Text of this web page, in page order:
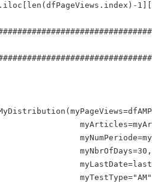
myNbrOfDays=30,